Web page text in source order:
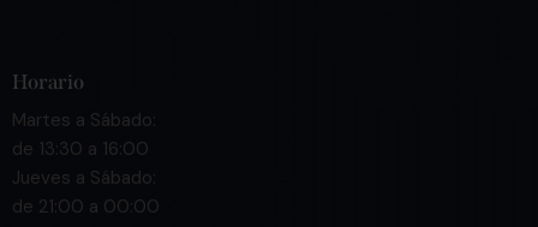
Horario
Martes a Sábado:
de 13:30 a 16:00
Jueves a Sábado:
de 21:00 a 00:00